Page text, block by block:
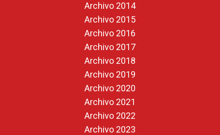
Archivo 2014
Archivo 2015
Archivo 2016
Archivo 2017
Archivo 2018
Archivo 2019
Archivo 2020
Archivo 2021
Archivo 2022
Archivo 2023